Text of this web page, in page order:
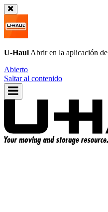
U-Haul Abrir en la aplicación de
Abierto
Saltar al contenido